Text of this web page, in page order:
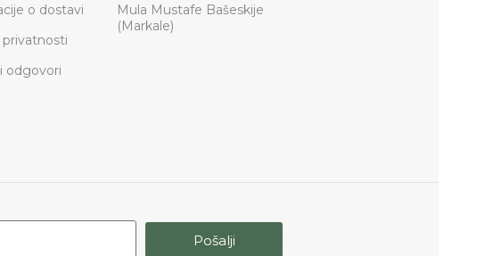
o dostavi
privatnosti
odgovori
Mula Mustafe Bašeskije
(Markale)
Pošalji